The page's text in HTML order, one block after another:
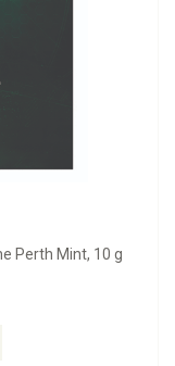
Perth Mint, 10 g